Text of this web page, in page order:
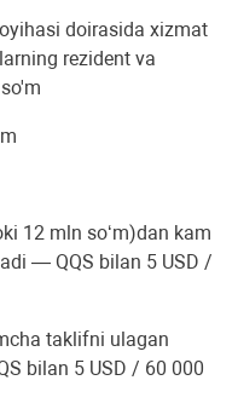
doirasida xizmat
rezident va
12 mln so‘m)dan kam
— QQS bilan 5 USD /
taklifni ulagan
bilan 5 USD / 60 000